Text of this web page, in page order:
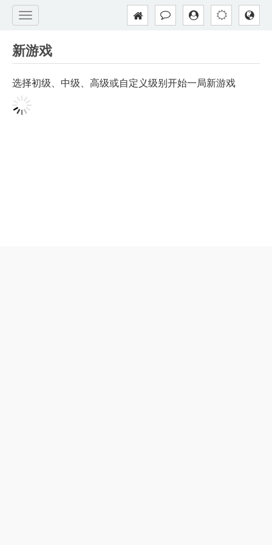
新游戏
选择初级、中级、高级或自定义级别开始一局新游戏